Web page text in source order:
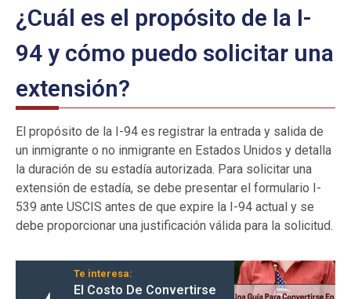
¿Cuál es el propósito de la I-
94 y cómo puedo solicitar una
extensión?
El propósito de la I-94 es registrar la entrada y salida de
un inmigrante o no inmigrante en Estados Unidos y detalla
la duración de su estadía autorizada. Para solicitar una
extensión de estadía, se debe presentar el formulario I-
539 ante USCIS antes de que expire la I-94 actual y se
debe proporcionar una justificación válida para la solicitud.
Te interesa:
El Costo De Convertirse